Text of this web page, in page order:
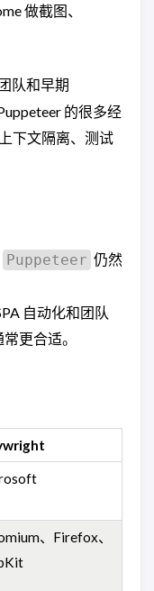
做截图、
队和早期
的很多经
下文隔离、测试
Puppeteer 仍然
自动化和团队
常更合适。
、Firefox、